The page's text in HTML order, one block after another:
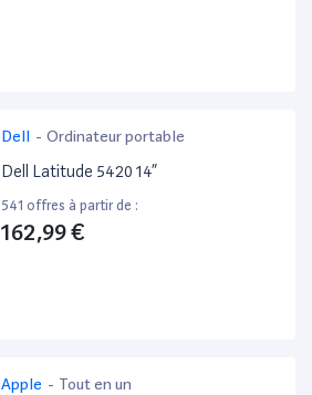
Dell - Ordinateur portable
Dell Latitude 5420 14”
541 offres à partir de :
162,99 €
Apple - Tout en un